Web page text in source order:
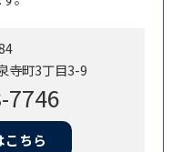
寺町3丁目3-9
7746
こちら